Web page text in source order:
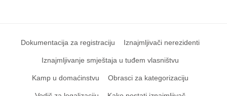
Dokumentacija za registraciju Iznajmljivači nerezidenti
Iznajmljivanje smještaja u tuđem vlasništvu
Kamp u domaćinstvu Obrasci za kategorizaciju